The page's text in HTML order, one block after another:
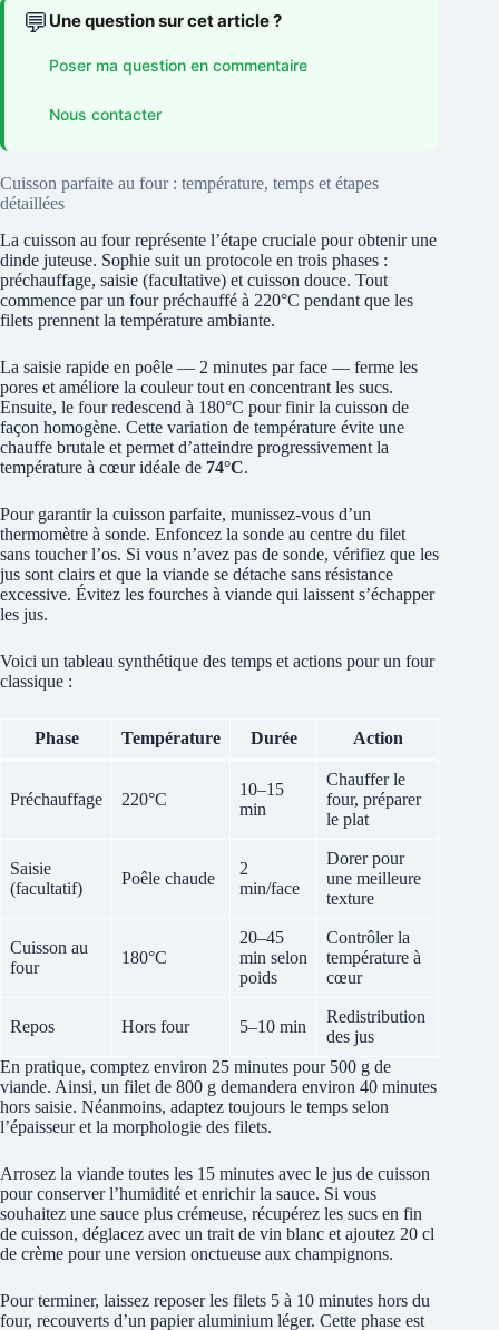
💬 Une question sur cet article ?
Poser ma question en commentaire
Nous contacter
Cuisson parfaite au four : température, temps et étapes
détaillées
La cuisson au four représente l’étape cruciale pour obtenir une
dinde juteuse. Sophie suit un protocole en trois phases :
préchauffage, saisie (facultative) et cuisson douce. Tout
commence par un four préchauffé à 220°C pendant que les
filets prennent la température ambiante.
La saisie rapide en poêle — 2 minutes par face — ferme les
pores et améliore la couleur tout en concentrant les sucs.
Ensuite, le four redescend à 180°C pour finir la cuisson de
façon homogène. Cette variation de température évite une
chauffe brutale et permet d’atteindre progressivement la
température à cœur idéale de 74°C.
Pour garantir la cuisson parfaite, munissez-vous d’un
thermomètre à sonde. Enfoncez la sonde au centre du filet
sans toucher l’os. Si vous n’avez pas de sonde, vérifiez que les
jus sont clairs et que la viande se détache sans résistance
excessive. Évitez les fourches à viande qui laissent s’échapper
les jus.
Voici un tableau synthétique des temps et actions pour un four
classique :
Phase Température Durée Action
Préchauffage 220°C
10–15
min
Chauffer le
four, préparer
le plat
Saisie
(facultatif)
Poêle chaude
2
min/face
Dorer pour
une meilleure
texture
Cuisson au
four
180°C
20–45
min selon
poids
Contrôler la
température à
cœur
Repos Hors four 5–10 min
Redistribution
des jus
En pratique, comptez environ 25 minutes pour 500 g de
viande. Ainsi, un filet de 800 g demandera environ 40 minutes
hors saisie. Néanmoins, adaptez toujours le temps selon
l’épaisseur et la morphologie des filets.
Arrosez la viande toutes les 15 minutes avec le jus de cuisson
pour conserver l’humidité et enrichir la sauce. Si vous
souhaitez une sauce plus crémeuse, récupérez les sucs en fin
de cuisson, déglacez avec un trait de vin blanc et ajoutez 20 cl
de crème pour une version onctueuse aux champignons.
Pour terminer, laissez reposer les filets 5 à 10 minutes hors du
four, recouverts d’un papier aluminium léger. Cette phase est